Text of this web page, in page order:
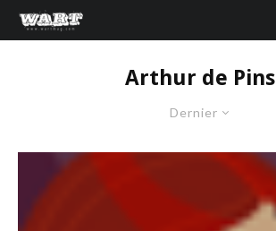
Arthur de Pins
Dernier